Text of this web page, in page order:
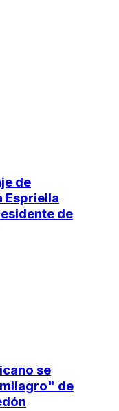
de
Espriella
de
se
de